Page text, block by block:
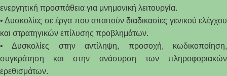
ενεργητική προσπάθεια για μνημονική λειτουργία.
• Δυσκολίες σε έργα που απαιτούν διαδικασίες γενικού ελέγχου
και στρατηγικών επίλυσης προβλημάτων.
• Δυσκολίες στην αντίληψη, προσοχή, κωδικοποίηση,
συγκράτηση και στην ανάσυρση των πληροφοριακών
ερεθισμάτων.